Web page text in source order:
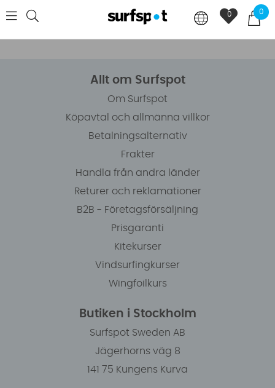
0
0
Allt om Surfspot
Om Surfspot
Köpavtal och allmänna villkor
Betalningsalternativ
Frakter
Handla från andra länder
Returer och reklamationer
B2B - Företagsförsäljning
Prisgaranti
Kitekurser
Vindsurfingkurser
Wingfoilkurs
Butiken i Stockholm
Surfspot Sweden AB
Jägerhorns väg 8
141 75 Kungens Kurva